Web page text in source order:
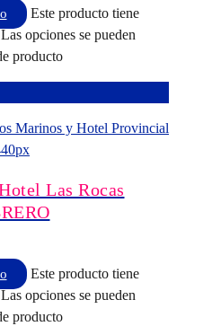
Este producto tiene
opciones se pueden
producto
Las Rocas
Este producto tiene
opciones se pueden
producto